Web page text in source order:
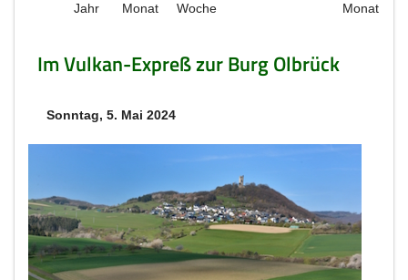
Jahr
Monat
Woche
Monat
Im Vulkan-Expreß zur Burg Olbrück
Sonntag, 5. Mai 2024